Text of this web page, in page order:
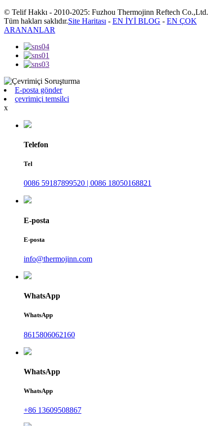
© Telif Hakkı - 2010-2025: Fuzhou Thermojinn Reftech Co.,Ltd.
Tüm hakları saklıdır.Site Haritası - EN İYİ BLOG - EN ÇOK
ARANANLAR
E-posta gönder
çevrimiçi temsilci
x
Telefon
Tel
0086 59187899520 | 0086 18050168821
E-posta
E-posta
info@thermojinn.com
WhatsApp
WhatsApp
8615806062160
WhatsApp
WhatsApp
+86 13609508867